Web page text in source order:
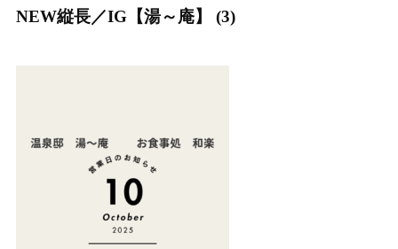
NEW縦長／IG【湯～庵】 (3)